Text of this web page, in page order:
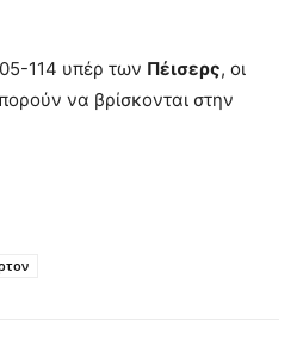
114 υπέρ των Πέισερς, οι
να βρίσκονται στην